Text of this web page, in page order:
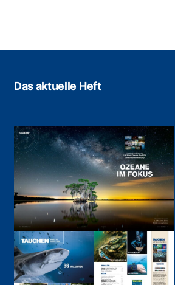
Das aktuelle Heft